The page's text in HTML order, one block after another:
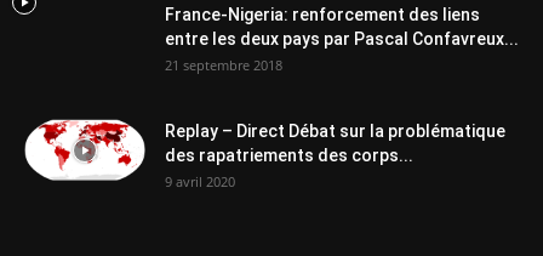
France-Nigeria: renforcement des liens
entre les deux pays par Pascal Confavreux...
21 septembre 2018
Replay – Direct Débat sur la problématique
des rapatriements des corps...
9 avril 2020